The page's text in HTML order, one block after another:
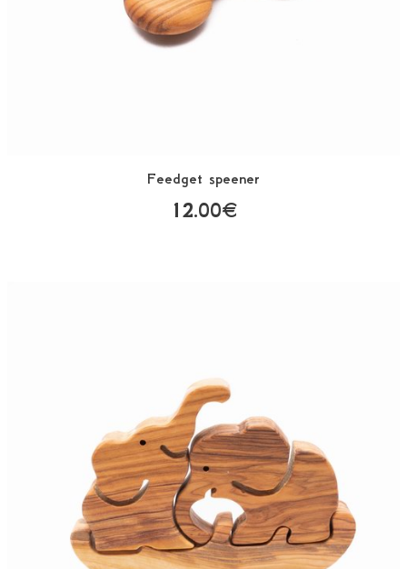
Feedget speener
12.00€